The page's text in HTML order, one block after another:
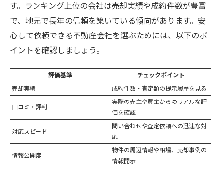
す。ランキング上位の会社は売却実績や成約件数が豊富
で、地元で長年の信頼を築いている傾向があります。安
心して依頼できる不動産会社を選ぶためには、以下のポ
イントを確認しましょう。
評価基準
チェックポイント
売却実績
成約件数・査定額の提示履歴を見る
口コミ・評判
実際の売主や買主からのリアルな評
価を確認
対応スピード
問い合わせや査定依頼への迅速な対
応
情報公開度
物件の周辺情報や相場、売却事例の
情報開示